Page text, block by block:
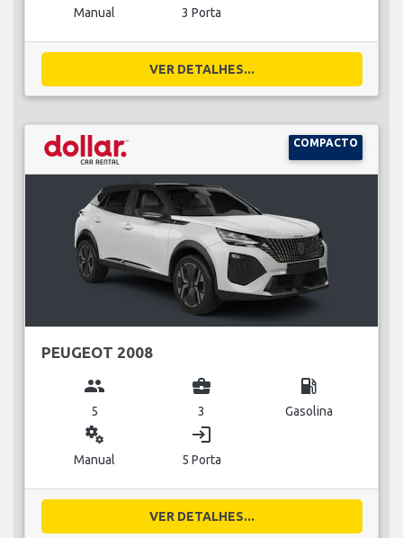
Manual 3 Porta
VER DETALHES...
COMPACTO
PEUGEOT 2008
group
5
business_center
3
local_gas_station
Gasolina
miscellaneous_services
Manual
login
5 Porta
VER DETALHES...